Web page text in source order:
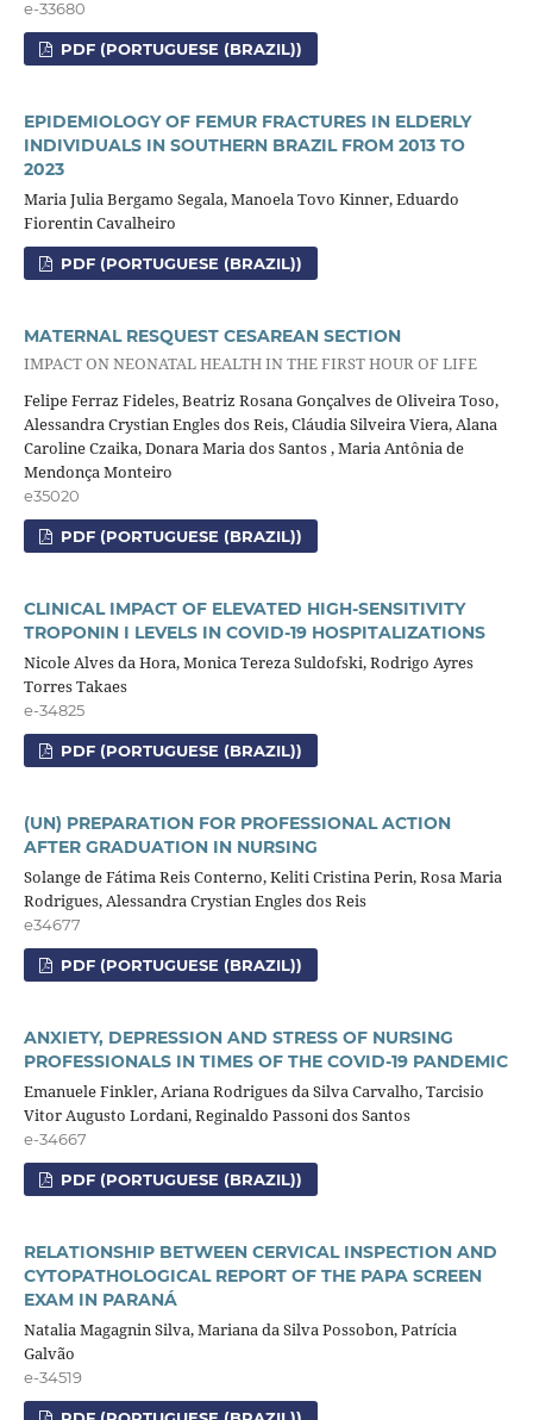
e-33680
PDF (PORTUGUESE (BRAZIL))
EPIDEMIOLOGY OF FEMUR FRACTURES IN ELDERLY
INDIVIDUALS IN SOUTHERN BRAZIL FROM 2013 TO
2023
Maria Julia Bergamo Segala, Manoela Tovo Kinner, Eduardo
Fiorentin Cavalheiro
PDF (PORTUGUESE (BRAZIL))
MATERNAL RESQUEST CESAREAN SECTION
IMPACT ON NEONATAL HEALTH IN THE FIRST HOUR OF LIFE
Felipe Ferraz Fideles, Beatriz Rosana Gonçalves de Oliveira Toso,
Alessandra Crystian Engles dos Reis, Cláudia Silveira Viera, Alana
Caroline Czaika, Donara Maria dos Santos , Maria Antônia de
Mendonça Monteiro
e35020
PDF (PORTUGUESE (BRAZIL))
CLINICAL IMPACT OF ELEVATED HIGH-SENSITIVITY
TROPONIN I LEVELS IN COVID-19 HOSPITALIZATIONS
Nicole Alves da Hora, Monica Tereza Suldofski, Rodrigo Ayres
Torres Takaes
e-34825
PDF (PORTUGUESE (BRAZIL))
(UN) PREPARATION FOR PROFESSIONAL ACTION
AFTER GRADUATION IN NURSING
Solange de Fátima Reis Conterno, Keliti Cristina Perin, Rosa Maria
Rodrigues, Alessandra Crystian Engles dos Reis
e34677
PDF (PORTUGUESE (BRAZIL))
ANXIETY, DEPRESSION AND STRESS OF NURSING
PROFESSIONALS IN TIMES OF THE COVID-19 PANDEMIC
Emanuele Finkler, Ariana Rodrigues da Silva Carvalho, Tarcisio
Vitor Augusto Lordani, Reginaldo Passoni dos Santos
e-34667
PDF (PORTUGUESE (BRAZIL))
RELATIONSHIP BETWEEN CERVICAL INSPECTION AND
CYTOPATHOLOGICAL REPORT OF THE PAPA SCREEN
EXAM IN PARANÁ
Natalia Magagnin Silva, Mariana da Silva Possobon, Patrícia
Galvão
e-34519